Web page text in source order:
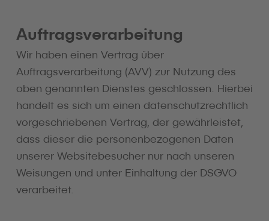
Auftragsverarbeitung
Wir haben einen Vertrag über
Auftragsverarbeitung (AVV) zur Nutzung des
oben genannten Dienstes geschlossen. Hierbei
handelt es sich um einen datenschutzrechtlich
vorgeschriebenen Vertrag, der gewährleistet,
dass dieser die personenbezogenen Daten
unserer Websitebesucher nur nach unseren
Weisungen und unter Einhaltung der DSGVO
verarbeitet.